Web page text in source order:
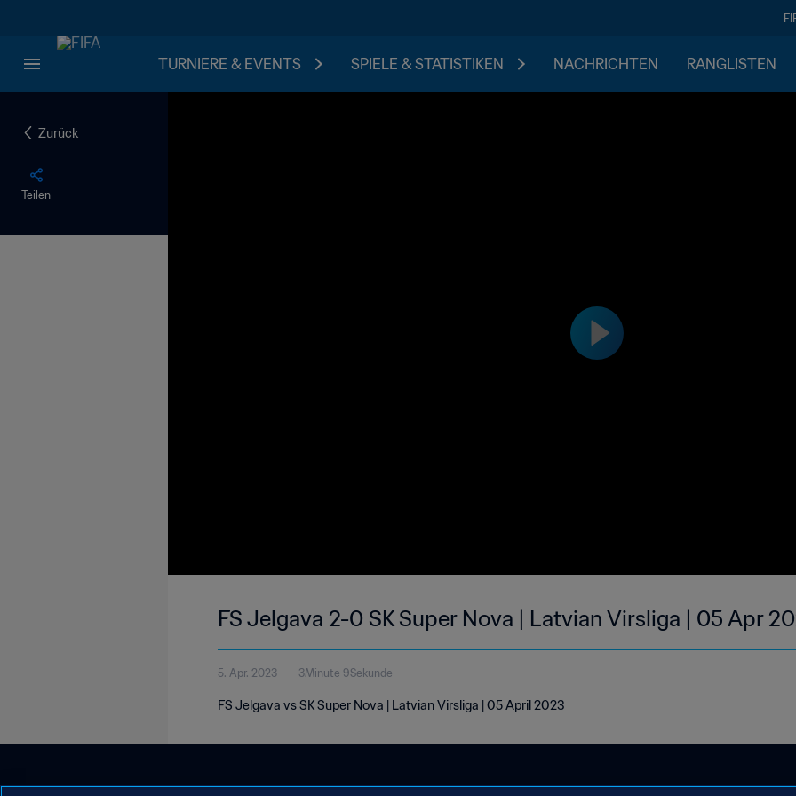
TURNIERE & EVENTS SPIELE & STATISTIKEN NACHRICHTEN RANGLISTEN
Zurück
Teilen
FS Jelgava 2-0 SK Super Nova | Latvian Virsliga | 05 Apr
5. Apr. 2023 3Minute 9Sekunde
FS Jelgava vs SK Super Nova | Latvian Virsliga | 05 April 2023